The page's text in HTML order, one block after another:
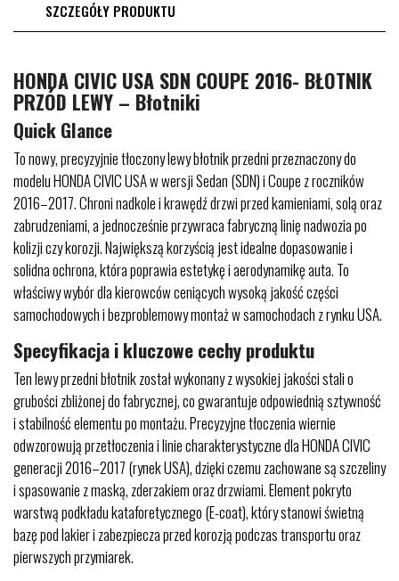
SZCZEGÓŁY PRODUKTU
HONDA CIVIC USA SDN COUPE 2016- BŁOTNIK
PRZÓD LEWY – Błotniki
Quick Glance
To nowy, precyzyjnie tłoczony lewy błotnik przedni przeznaczony do
modelu HONDA CIVIC USA w wersji Sedan (SDN) i Coupe z roczników
2016–2017. Chroni nadkole i krawędź drzwi przed kamieniami, solą oraz
zabrudzeniami, a jednocześnie przywraca fabryczną linię nadwozia po
kolizji czy korozji. Największą korzyścią jest idealne dopasowanie i
solidna ochrona, która poprawia estetykę i aerodynamikę auta. To
właściwy wybór dla kierowców ceniących wysoką jakość części
samochodowych i bezproblemowy montaż w samochodach z rynku USA.
Specyfikacja i kluczowe cechy produktu
Ten lewy przedni błotnik został wykonany z wysokiej jakości stali o
grubości zbliżonej do fabrycznej, co gwarantuje odpowiednią sztywność
i stabilność elementu po montażu. Precyzyjne tłoczenia wiernie
odwzorowują przetłoczenia i linie charakterystyczne dla HONDA CIVIC
generacji 2016–2017 (rynek USA), dzięki czemu zachowane są szczeliny
i spasowanie z maską, zderzakiem oraz drzwiami. Element pokryto
warstwą podkładu kataforetycznego (E-coat), który stanowi świetną
bazę pod lakier i zabezpiecza przed korozją podczas transportu oraz
pierwszych przymiarek.